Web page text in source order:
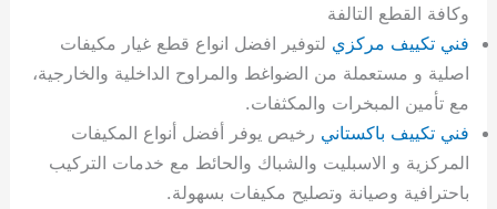
وكافة القطع التالفة
فني تكييف مركزي لتوفير افضل انواع قطع غيار مكيفات
اصلية و مستعملة من الضواغط والمراوح الداخلية والخارجية،
مع تأمين المبخرات والمكثفات.
فني تكييف باكستاني رخيص يوفر أفضل أنواع المكيفات
المركزية و الاسبليت والشباك والحائط مع خدمات التركيب
باحترافية وصيانة وتصليح مكيفات بسهولة.